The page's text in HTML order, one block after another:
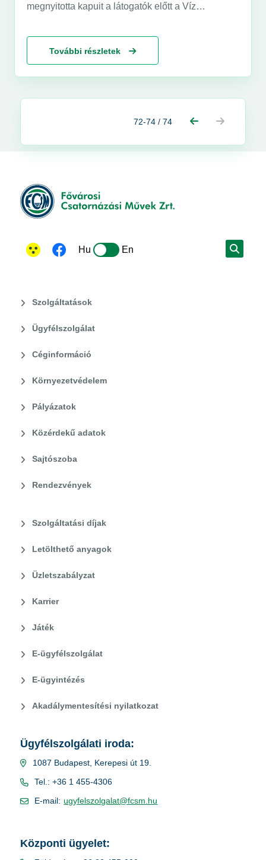
megnyitotta kapuit a látogatók előtt a Víz
4000 lakos ismerkedhetett meg azzal a biológiai
rendszerrel, amellyel ma a főváros szennyvízét
tisztítják.
További részletek
72-74 / 74
Hu En
Szolgáltatások
Ügyfélszolgálat
Céginformáció
Környezetvédelem
Pályázatok
Közérdekű adatok
Sajtószoba
Rendezvények
Szolgáltatási díjak
Letölthető anyagok
Üzletszabályzat
Karrier
Játék
E-ügyfélszolgálat
E-ügyintézés
Akadálymentesítési nyilatkozat
Ügyfélszolgálati iroda:
1087 Budapest, Kerepesi út 19.
Tel.: +36 1 455-4306
E-mail: ugyfelszolgalat@fcsm.hu
Központi ügyelet: